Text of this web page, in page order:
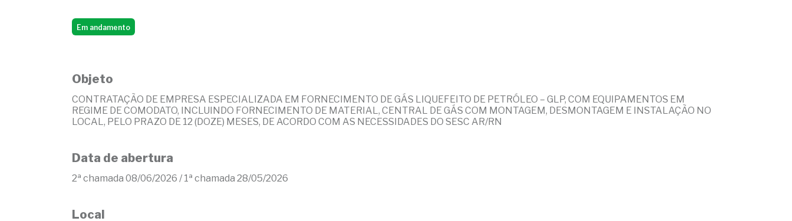
Em andamento
Objeto
CONTRATAÇÃO DE EMPRESA ESPECIALIZADA EM FORNECIMENTO DE GÁS LIQUEFEITO DE PETRÓLEO – GLP, COM EQUIPAMENTOS EM
REGIME DE COMODATO, INCLUINDO FORNECIMENTO DE MATERIAL, CENTRAL DE GÁS COM MONTAGEM, DESMONTAGEM E INSTALAÇÃO NO
LOCAL, PELO PRAZO DE 12 (DOZE) MESES, DE ACORDO COM AS NECESSIDADES DO SESC AR/RN
Data de abertura
2ª chamada 08/06/2026 / 1ª chamada 28/05/2026
Local